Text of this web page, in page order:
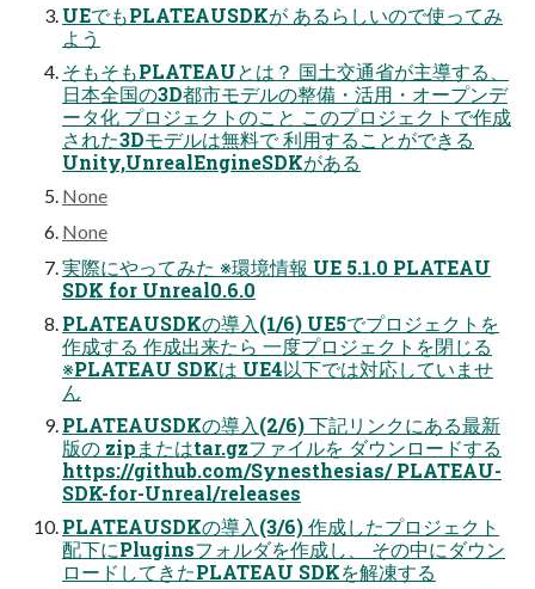
UEでもPLATEAUSDKが あるらしいので使ってみ
よう
そもそもPLATEAUとは？ 国土交通省が主導する、
日本全国の3D都市モデルの整備・活用・オープンデ
ータ化 プロジェクトのこと このプロジェクトで作成
された3Dモデルは無料で 利用することができる
Unity,UnrealEngineSDKがある
None
None
実際にやってみた ※環境情報 UE 5.1.0 PLATEAU
SDK for Unreal0.6.0
PLATEAUSDKの導入(1/6) UE5でプロジェクトを
作成する 作成出来たら 一度プロジェクトを閉じる
※PLATEAU SDKは UE4以下では対応していませ
ん
PLATEAUSDKの導入(2/6) 下記リンクにある最新
版の zipまたはtar.gzファイルを ダウンロードする
https://github.com/Synesthesias/ PLATEAU-
SDK-for-Unreal/releases
PLATEAUSDKの導入(3/6) 作成したプロジェクト
配下にPluginsフォルダを作成し、 その中にダウン
ロードしてきたPLATEAU SDKを解凍する